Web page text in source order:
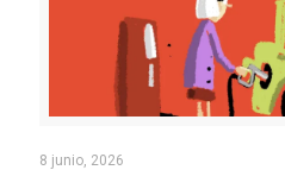
8 junio, 2026